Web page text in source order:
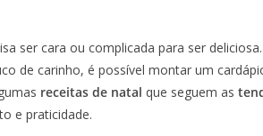
ser cara ou complicada para ser
de carinho, é possível montar um
receitas de natal que seguem as
e praticidade.